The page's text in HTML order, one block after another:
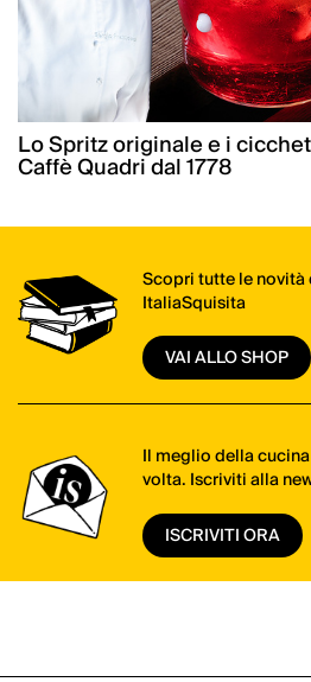
Lo Spritz originale e i
Caffè Quadri dal 1778
Scopri tutte le
ItaliaSquisita
VAI ALLO SHOP
Il meglio della
volta. Iscriviti alla
ISCRIVITI ORA